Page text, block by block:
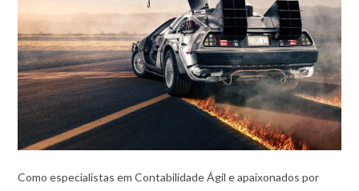
Como especialistas em Contabilidade Ágil e apaixonados por